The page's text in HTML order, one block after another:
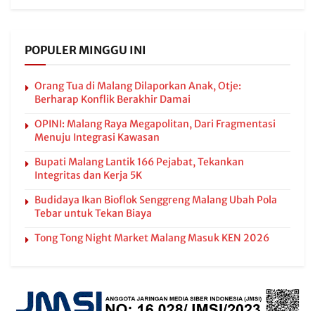
POPULER MINGGU INI
Orang Tua di Malang Dilaporkan Anak, Otje:
Berharap Konflik Berakhir Damai
OPINI: Malang Raya Megapolitan, Dari Fragmentasi
Menuju Integrasi Kawasan
Bupati Malang Lantik 166 Pejabat, Tekankan
Integritas dan Kerja 5K
Budidaya Ikan Bioflok Senggreng Malang Ubah Pola
Tebar untuk Tekan Biaya
Tong Tong Night Market Malang Masuk KEN 2026